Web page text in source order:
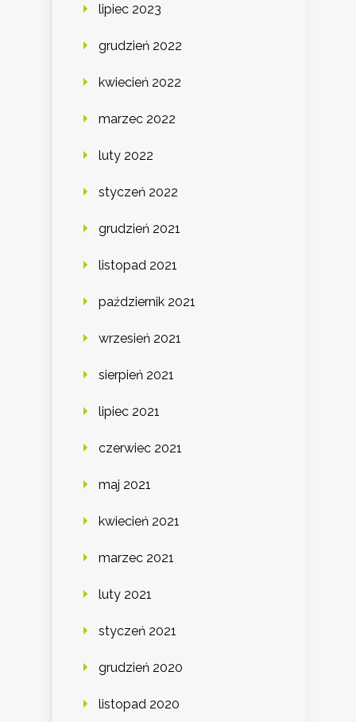
lipiec 2023
grudzień 2022
kwiecień 2022
marzec 2022
luty 2022
styczeń 2022
grudzień 2021
listopad 2021
październik 2021
wrzesień 2021
sierpień 2021
lipiec 2021
czerwiec 2021
maj 2021
kwiecień 2021
marzec 2021
luty 2021
styczeń 2021
grudzień 2020
listopad 2020